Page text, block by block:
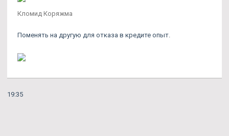
Кломид Коряжма
Поменять на другую для отказа в кредите опыт.
19:35